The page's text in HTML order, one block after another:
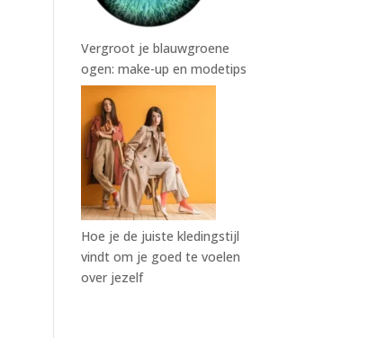
Vergroot je blauwgroene
ogen: make-up en modetips
Hoe je de juiste kledingstijl
vindt om je goed te voelen
over jezelf